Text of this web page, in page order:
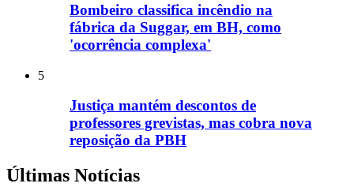
Bombeiro classifica incêndio na
fábrica da Suggar, em BH, como
'ocorrência complexa'
5
Justiça mantém descontos de
professores grevistas, mas cobra nova
reposição da PBH
Últimas Notícias